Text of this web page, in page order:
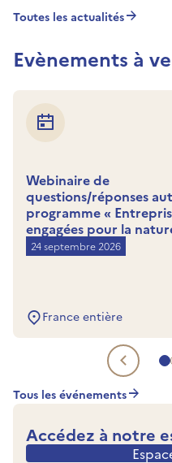
Toutes les actualités
Evènements à
Webinaire de
questions/réponses
programme «
engagées pour la
24 septembre 2026
France entière
Tous les événements
Accédez à notre